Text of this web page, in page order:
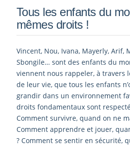
Tous les enfants du
mêmes droits !
Vincent, Nou, Ivana, Mayerly, Arif,
Sbongile… sont des enfants du
viennent nous rappeler, à travers
de leur vie, que tous les enfants
grandir dans un environnement
droits fondamentaux sont
Comment survivre, quand on ne
Comment apprendre et jouer,
? Comment se sentir en sécurité,